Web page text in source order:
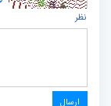
نظر